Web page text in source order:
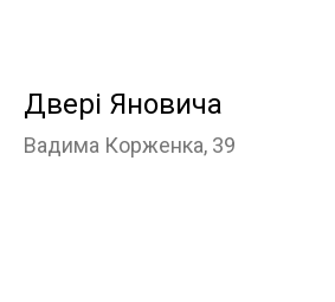
Двері Яновича
Вадима Корженка, 39